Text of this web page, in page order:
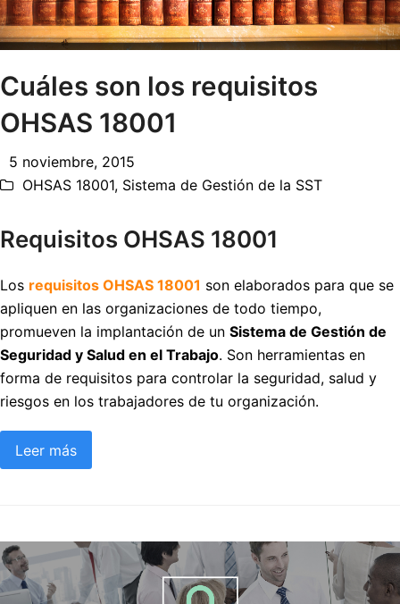
Cuáles son los requisitos
OHSAS 18001
5 noviembre, 2015
OHSAS 18001, Sistema de Gestión de la SST
Requisitos OHSAS 18001
Los requisitos OHSAS 18001 son elaborados para que se
apliquen en las organizaciones de todo tiempo,
promueven la implantación de un Sistema de Gestión de
Seguridad y Salud en el Trabajo. Son herramientas en
forma de requisitos para controlar la seguridad, salud y
riesgos en los trabajadores de tu organización.
Leer más